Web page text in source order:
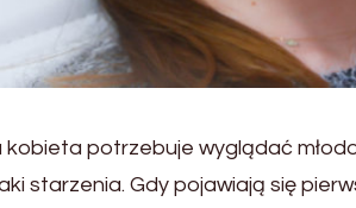
kobieta potrzebuje wyglądać
starzenia. Gdy pojawiają się